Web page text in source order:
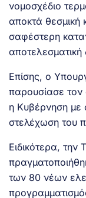
νομοσχέδιο
αποκτά θεσμική
σαφέστερη
αποτελεσματική
Επίσης, ο
παρουσίασε τον
η Κυβέρνηση με
στελέχωση του
Ειδικότερα, την
των 80 νέων